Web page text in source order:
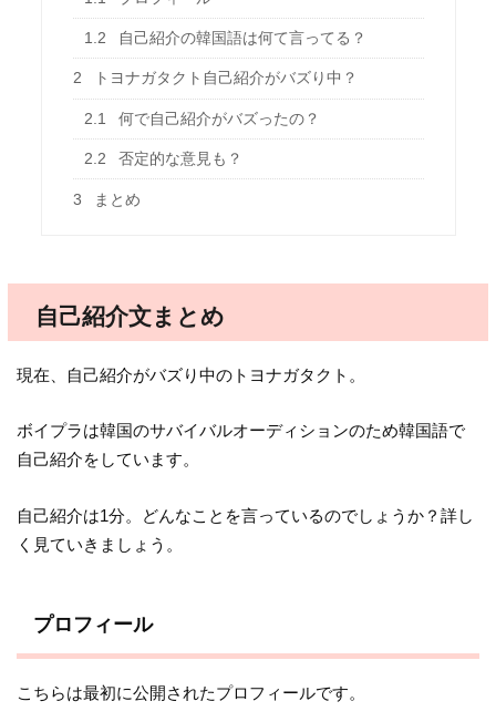
1.2 自己紹介の韓国語は何て言ってる？
2 トヨナガタクト自己紹介がバズり中？
2.1 何で自己紹介がバズったの？
2.2 否定的な意見も？
3 まとめ
自己紹介文まとめ
現在、自己紹介がバズり中のトヨナガタクト。
ボイプラは韓国のサバイバルオーディションのため韓国語で
自己紹介をしています。
自己紹介は1分。どんなことを言っているのでしょうか？詳し
く見ていきましょう。
プロフィール
こちらは最初に公開されたプロフィールです。